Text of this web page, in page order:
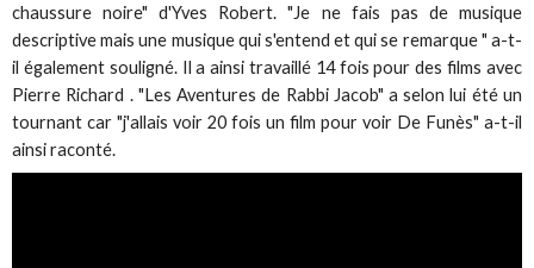
chaussure noire" d'Yves Robert. "Je ne fais pas de musique
descriptive mais une musique qui s'entend et qui se remarque " a-t-
il également souligné. Il a ainsi travaillé 14 fois pour des films avec
Pierre Richard . "Les Aventures de Rabbi Jacob" a selon lui été un
tournant car "j'allais voir 20 fois un film pour voir De Funès" a-t-il
ainsi raconté.